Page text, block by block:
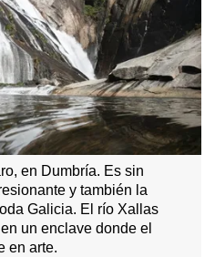
en Dumbría. Es sin
y también la
Galicia. El río Xallas
un enclave donde el
en arte.